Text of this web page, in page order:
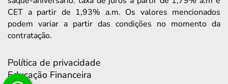
CET a partir de 1,93% a.m. Os valores mencionados
podem variar a partir das condições no momento da
contratação.
Política de privacidade
Educação Financeira